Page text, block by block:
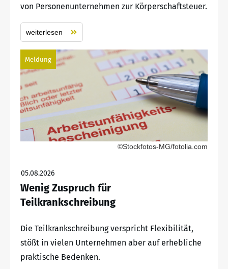
von Personenunternehmen zur Körperschaftsteuer.
weiterlesen
Meldung
©Stockfotos-MG/fotolia.com
05.08.2026
Wenig Zuspruch für
Teilkrankschreibung
Die Teilkrankschreibung verspricht Flexibilität,
stößt in vielen Unternehmen aber auf erhebliche
praktische Bedenken.